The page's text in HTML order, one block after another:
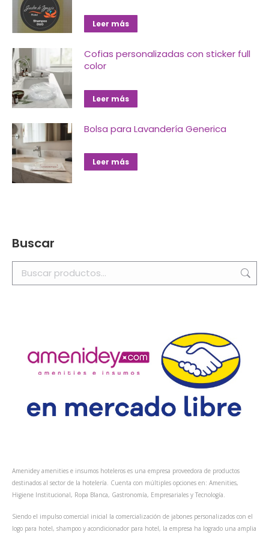
Leer más
Cofias personalizadas con sticker full
color
Leer más
Bolsa para Lavandería Generica
Leer más
Buscar
Amenidey amenities e insumos hoteleros es una empresa proveedora de productos
destinados al sector de la hotelería. Cuenta con múltiples opciones en: Amenities,
Higiene Institucional, Ropa Blanca, Gastronomía, Empresariales y Tecnología.
Siendo el impulso comercial inicial la comercialización de jabones personalizados con el
logo para hotel, shampoo y acondicionador para hotel, la empresa ha logrado una amplia